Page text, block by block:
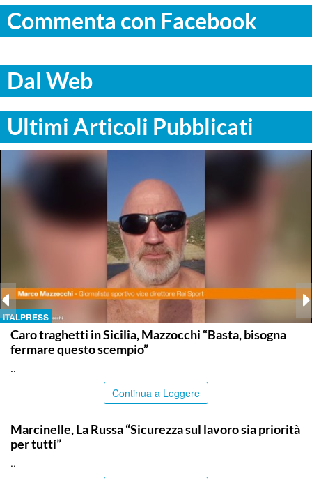
Commenta con Facebook
Dal Web
Ultimi Articoli Pubblicati
ITALPRESS
Caro traghetti in Sicilia, Mazzocchi “Basta, bisogna
fermare questo scempio”
..
Continua a Leggere
Marcinelle, La Russa “Sicurezza sul lavoro sia priorità
per tutti”
..